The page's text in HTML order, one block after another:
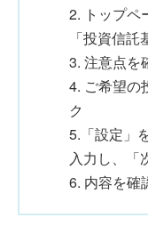
2. トップペ
「投資信
3. 注意点を
4. ご希望の
ク
5.「設定」
入力し、「
6. 内容を確